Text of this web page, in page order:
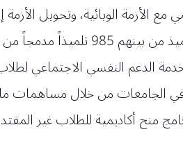
مع الأزمة الوبائية، وتحويل
الدعم النفسي الاجتماعي
الجامعات من خلال مساهمات
منح أكاديمية للطلاب غير